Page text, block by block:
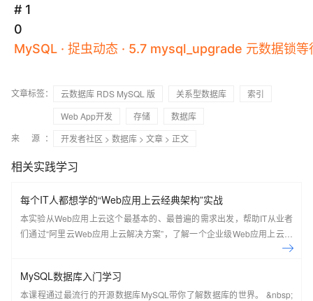
# 1
0
MySQL · 捉虫动态 · 5.7 mysql _upgrade 元数据锁等
文章标签： 云数据库 RDS MySQL 版 关系型数据库
索引
Web App开发
存储
数据库
来 源：
开发者社区 > 数据库 > 文章 > 正文
相关实践学习
每个IT人都想学的“Web应用上云经典架构”实战
本实验从Web应用上云这个最基本的、最普遍的需求出发，帮助IT从业者
们通过“阿里云Web应用上云解决方案”，了解一个企业级Web应用上云的
MySQL数据库入门学习
本课程通过最流行的开源数据库MySQL带你了解数据库的世界。 &nbsp;